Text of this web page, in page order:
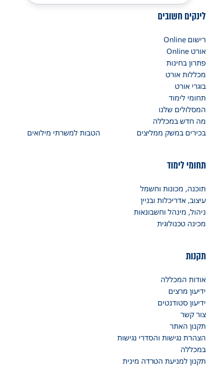
לינקים חשובים
רישום Online
אורט Online
פתרון בחינות
מכללות אורט
בוגרי אורט
תחומי לימוד
המסלולים שלנו
מה חדש במכללה
בכירים במשק ממליצים
הטבות למשרתי מילואים
תחומי לימוד
תוכנה, מכונות וחשמל
עיצוב, אדריכלות ובניין
ניהול, מינהל וחשבונאות
מכינה טכנולוגית
תקנות
אודות המכללה
ידיעון מרצים
ידיעון סטודנטים
צור קשר
תקנון האתר
הצהרת נגישות והסדרי נגישות
במכללה
תקנון למניעת הטרדה מינית